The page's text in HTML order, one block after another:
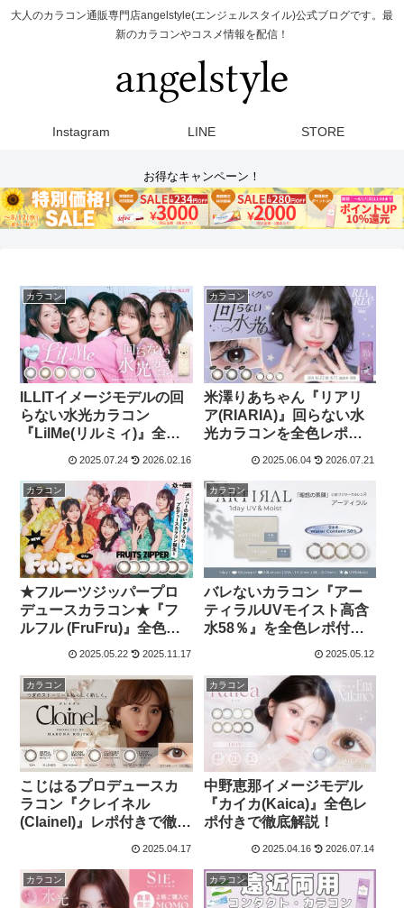
大人のカラコン通販専門店angelstyle(エンジェルスタイル)公式ブログです。最
新のカラコンやコスメ情報を配信！
Instagram LINE STORE
お得なキャンペーン！
カラコン
ILLITイメージモデルの回
らない水光カラコン
『LilMe(リルミィ)』全色
2025.07.24 2026.02.16
カラコン
米澤りあちゃん『リアリ
ア(RIARIA)』回らない水
光カラコンを全色レポ付
2025.06.04 2026.07.21
カラコン
★フルーツジッパープロ
デュースカラコン★『フ
ルフル (FruFru)』全色レ
ポ付きで徹底解説！
2025.05.22 2025.11.17
カラコン
バレないカラコン『アー
ティラルUVモイスト高含
水58％』を全色レポ付き
2025.05.12
カラコン
こじはるプロデュースカ
ラコン『クレイネル
(Clainel)』レポ付きで徹底
2025.04.17
カラコン
中野恵那イメージモデル
『カイカ(Kaica)』全色レ
ポ付きで徹底解説！
2025.04.16 2026.07.14
カラコン カラコン